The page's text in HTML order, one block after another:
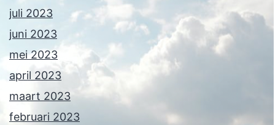
juli 2023
juni 2023
mei 2023
april 2023
maart 2023
februari 2023